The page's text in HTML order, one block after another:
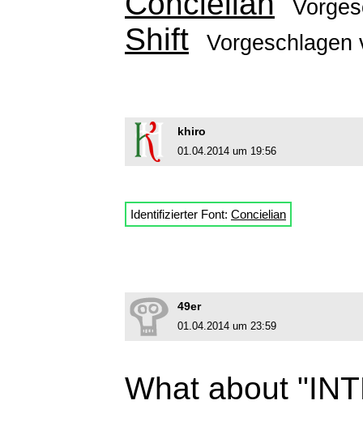
Shift
khiro
01.04.2014 um 19:56
Identifizierter Font: Concielian
49er
01.04.2014 um 23:59
What about